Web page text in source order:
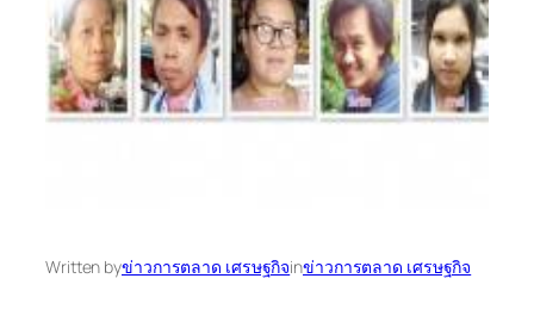
Written byข่าวการตลาด เศรษฐกิจinข่าวการตลาด เศรษฐกิจ